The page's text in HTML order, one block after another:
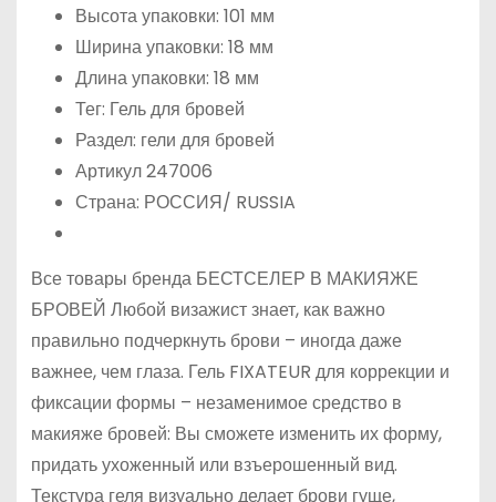
Высота упаковки: 101 мм
Ширина упаковки: 18 мм
Длина упаковки: 18 мм
Тег: Гель для бровей
Раздел: гели для бровей
Артикул 247006
Страна: РОССИЯ/ RUSSIA
Все товары бренда БЕСТСЕЛЕР В МАКИЯЖЕ
БРОВЕЙ Любой визажист знает, как важно
правильно подчеркнуть брови – иногда даже
важнее, чем глаза. Гель FIXATEUR для коррекции и
фиксации формы – незаменимое средство в
макияже бровей: Вы сможете изменить их форму,
придать ухоженный или взъерошенный вид.
Текстура геля визуально делает брови гуще,